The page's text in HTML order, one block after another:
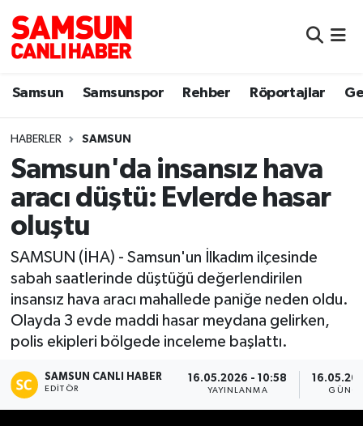
Samsun Samsunspor Rehber Röportajlar
HABERLER SAMSUN
Samsun'da insansız hava
aracı düştü: Evlerde hasar
oluştu
SAMSUN (İHA) - Samsun'un İlkadım ilçesinde
sabah saatlerinde düştüğü değerlendirilen
insansız hava aracı mahallede paniğe neden oldu.
Olayda 3 evde maddi hasar meydana gelirken,
polis ekipleri bölgede inceleme başlattı.
SAMSUN CANLI HABER
EDITÖR
16.05.2026 - 10:58
YAYINLANMA
Samsun
Sokak Röportajları
Dünya
Eğitim
Sağlık
Yemek
Manşet Haberi
Samsun Nöbetçi Eczaneler
Samsun Hava Durumu
Samsun Namaz Vakitleri
Samsun Trafik Yoğunluk Haritası
Süper Lig Puan Durumu ve Fikstür
Tüm Manşetler
Son Dakika Haberleri
Haber Arşivi